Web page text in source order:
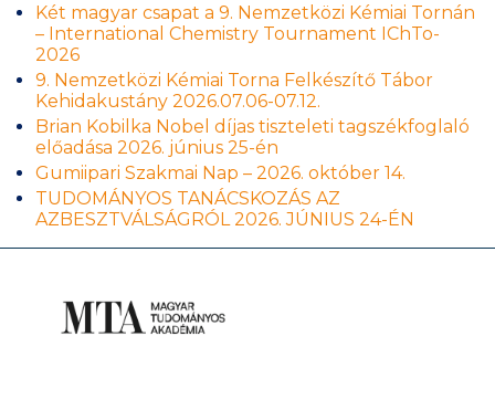
Két magyar csapat a 9. Nemzetközi Kémiai Tornán
– International Chemistry Tournament IChTo-
2026
9. Nemzetközi Kémiai Torna Felkészítő Tábor
Kehidakustány 2026.07.06-07.12.
Brian Kobilka Nobel díjas tiszteleti tagszékfoglaló
előadása 2026. június 25-én
Gumiipari Szakmai Nap – 2026. október 14.
TUDOMÁNYOS TANÁCSKOZÁS AZ
AZBESZTVÁLSÁGRÓL 2026. JÚNIUS 24-ÉN